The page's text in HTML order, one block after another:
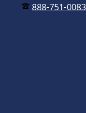
888-751-0083